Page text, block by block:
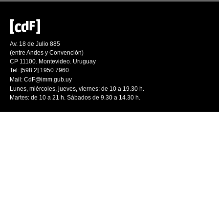
Av. 18 de Julio 885
(entre Andes y Convención)
CP 11100. Montevideo. Uruguay
Tel: [598 2] 1950 7960
Mail: CdF@imm.gub.uy
Lunes, miércoles, jueves, viernes: de 10 a 19.30 h.
Martes: de 10 a 21 h. Sábados de 9.30 a 14.30 h.